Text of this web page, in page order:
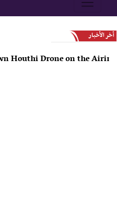
أخر الأخبار
Down Houthi Drone on the